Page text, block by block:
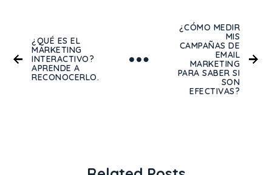
¿QUÉ ES EL
MARKETING
INTERACTIVO?
APRENDE A
RECONOCERLO.
¿CÓMO MEDIR
MIS
CAMPAÑAS DE
EMAIL
MARKETING
PARA SABER SI
SON
EFECTIVAS?